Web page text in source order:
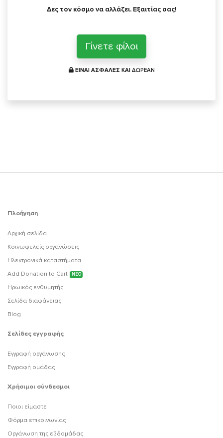
Δες τον κόσμο να αλλάζει. Εξαιτίας σας!
Γίνετε φίλοι
ΕΙΝΑΙ ΑΣΦΑΛΕΣ ΚΑΙ ΔΩΡΕΑΝ
Πλοήγηση
Αρχική σελίδα
Κοινωφελείς οργανώσεις
Ηλεκτρονικά καταστήματα
Add Donation to Cart
ΝΕΟ
Ηρωικός ενθυμητής
Σελίδα διαφάνειας
Blog
Σελίδες εγγραφής
Εγγραφή οργάνωσης
Εγγραφή ομάδας
Χρήσιμοι σύνδεσμοι
Ποιοι είμαστε
Φόρμα επικοινωνίας
Οργάνωση της εβδομάδας